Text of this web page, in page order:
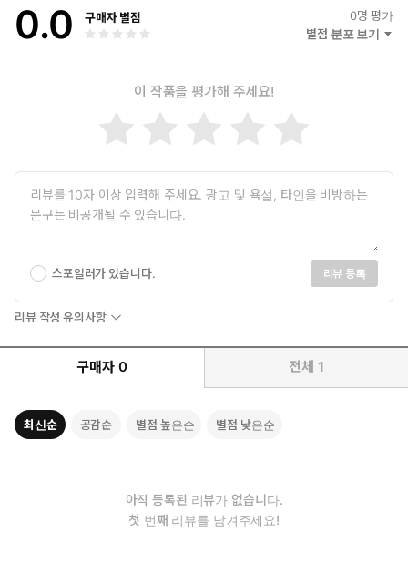
내 안의 콰이어트 파워를 발견하고 활용하는 법
전 세계 인구 두세 명 중 한 명은 내향적인 성격으로 태어난다고 한
세 피곤해지고, 여럿이 함께 있다가도 가끔은 혼자 있는 시간을 필
요로 하는, 그저 타고난 성격이다. 하지만 대부분의 내향적인 사람
들은 성장하며 직간접적으로 ‘왜 그렇게 조용하니?’ ‘좀 적극적으로
곤 한다. 또한 외향적인 사람들에 비해 소극적이고 주눅 든 것처럼
행동하는 자신이 이상한 게 아닐까 고민하고 방황하는 경우가 많
다.
저자 수전 케인은 심리학 등 최신 연구 결과 및 자신의 경험, 다윈
부터 워런 버핏, 빌 게이츠, 엠마 왓슨, 비욘세처럼 세상에 위대한
영향력을 미친 학자, 기업가, 예술인으로 성공을 거둔 내향형의 사
례를 통해 내향형이 가진 특성과 강점 그리고 이를 재능으로 발현
시킨 과정을 구체적으로 보여준다. 이를 통해 인생 전반에서 자신
의 내향성을 어떻게 받아들이고 다뤄야 하는지를 알 수 있도록 안
특히 이 책에서 수전 케인은 ‘청소년기’에 내향형을 제대로 이해
간이 많고 방과 후에도 학원, 특기활동, 교우 관계 등 단체 활동으
로 하루 대부분을 보내기에 내향형으로 버티기 매우 어려운 시기
0.0 구매자 별점 0명 평가
별점 분포 보기
이 작품을 평가해 주세요!
스포일러가 있습니다. 리뷰 등록
리뷰 작성 유의사항
구매자 0 전체 1
최신순 공감순 별점 높은순 별점 낮은순
아직 등록된 리뷰가 없습니다.
첫 번째 리뷰를 남겨주세요!